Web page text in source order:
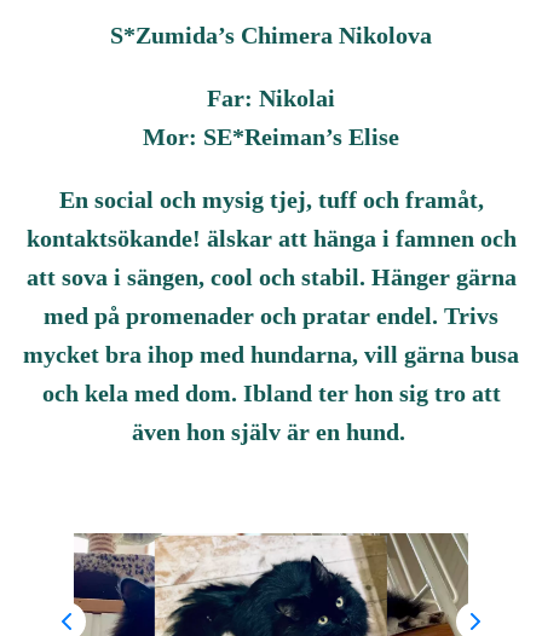
S*Zumida’s Chimera Nikolova
Far: Nikolai
Mor: SE*Reiman’s Elise
En social och mysig tjej, tuff och framåt,
kontaktsökande! älskar att hänga i famnen och
att sova i sängen, cool och stabil. Hänger gärna
med på promenader och pratar endel. Trivs
mycket bra ihop med hundarna, vill gärna busa
och kela med dom. Ibland ter hon sig tro att
även hon själv är en hund.